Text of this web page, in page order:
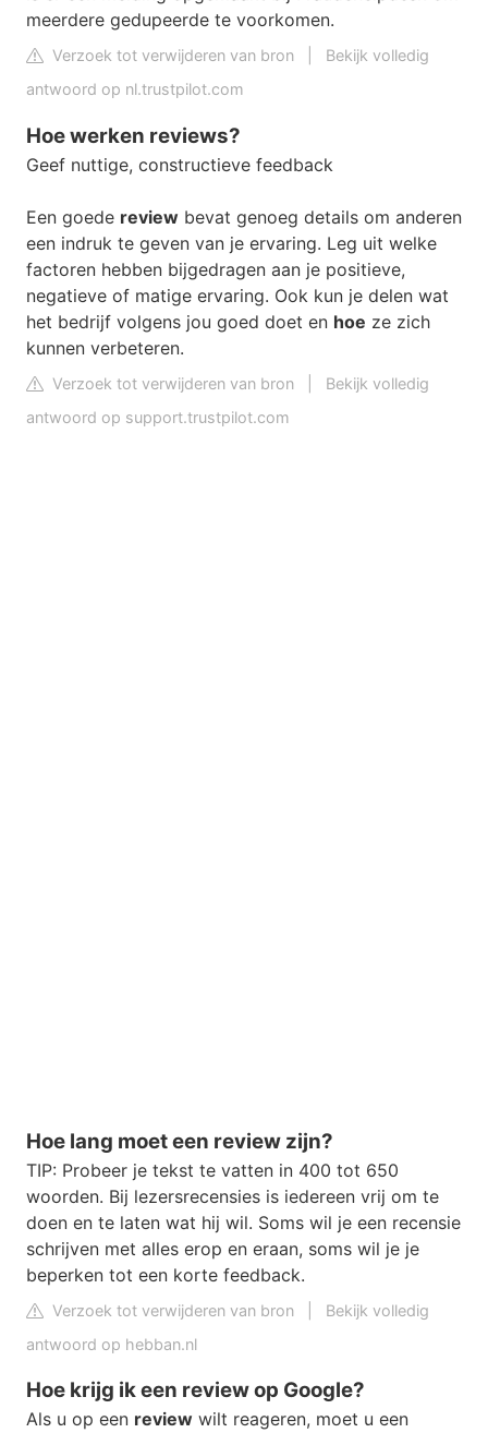
meerdere gedupeerde te voorkomen.
Verzoek tot verwijderen van bron
Bekijk volledig
antwoord op nl.trustpilot.com
Hoe werken reviews?
Geef nuttige, constructieve feedback
Een goede review bevat genoeg details om anderen
een indruk te geven van je ervaring. Leg uit welke
factoren hebben bijgedragen aan je positieve,
negatieve of matige ervaring. Ook kun je delen wat
het bedrijf volgens jou goed doet en hoe ze zich
kunnen verbeteren.
Verzoek tot verwijderen van bron
Bekijk volledig
antwoord op support.trustpilot.com
Hoe lang moet een review zijn?
TIP: Probeer je tekst te vatten in 400 tot 650
woorden. Bij lezersrecensies is iedereen vrij om te
doen en te laten wat hij wil. Soms wil je een recensie
schrijven met alles erop en eraan, soms wil je je
beperken tot een korte feedback.
Verzoek tot verwijderen van bron
Bekijk volledig
antwoord op hebban.nl
Hoe krijg ik een review op Google?
Als u op een review wilt reageren, moet u een